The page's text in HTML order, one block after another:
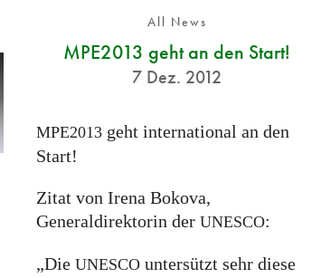
All News
MPE2013 geht an den Start!
7 Dez. 2012
MPE2013geht international an den
Start!
Zitat von Irena Bokova,
Generaldirektorin der UNESCO:
„Die UNESCOuntersützt sehr diese